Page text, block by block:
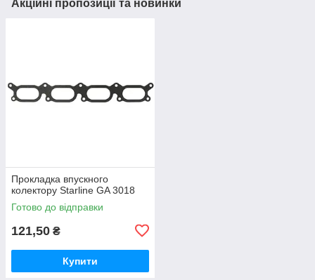
Акційні пропозиції та новинки
Прокладка впускного
колектору Starline GA 3018
Готово до відправки
121,50 ₴
Купити